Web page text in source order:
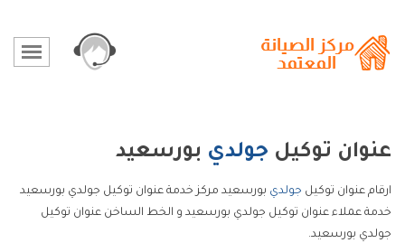
عنوان توكيل جولدي بورسعيد
ارقام عنوان توكيل جولدي بورسعيد مركز خدمة عنوان توكيل جولدي بورسعيد
خدمة عملاء عنوان توكيل جولدي بورسعيد و الخط الساخن عنوان توكيل
جولدي بورسعيد.